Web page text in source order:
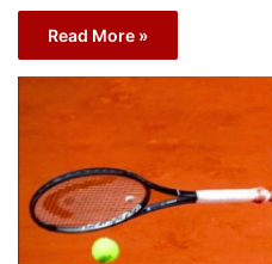
Read More »